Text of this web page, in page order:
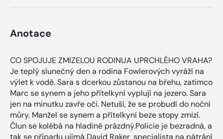
Anotace
CO SPOJUJE ZMIZELOU RODINUA UPRCHLÉHO VRAHA?
Je teplý slunečný den a rodina Fowlerových vyráží na
výlet k vodě. Sara s dcerkou zůstanou na břehu, zatímco
Marc se synem a jeho přítelkyní vyplují na jezero. Sara
jen na minutku zavře oči. Netuší, že se probudí do noční
můry. Manžel se synem a přítelkyní beze stopy zmizí.
Člun se kolébá na hladině prázdný.Policie je bezradná, a
tak se případu ujímá David Raker, specialista na pátrání